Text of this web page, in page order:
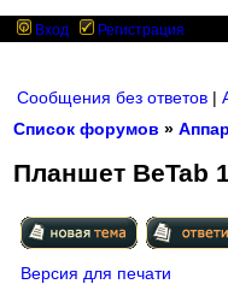
Вход Регистрация
Сообщения без ответов |
Список форумов »
Планшет BeTab
Версия для печати